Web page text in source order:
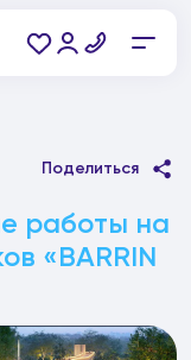
Поделиться
работы на
«BARRIN